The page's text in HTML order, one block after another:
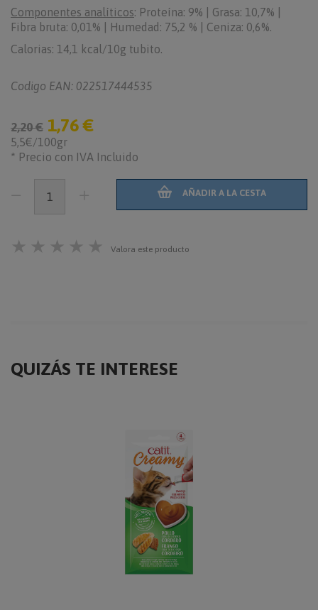
Componentes analíticos: Proteína: 9% | Grasa: 10,7% |
Fibra bruta: 0,01% | Humedad: 75,2 % | Ceniza: 0,6%.
Calorias: 14,1 kcal/10g tubito.
Codigo EAN: 022517444535
2,20 € 1,76 €
5,5€/100gr
* Precio con IVA Incluido
AÑADIR A LA CESTA
★ ★ ★ ★ ★ Valora este producto
QUIZÁS TE INTERESE